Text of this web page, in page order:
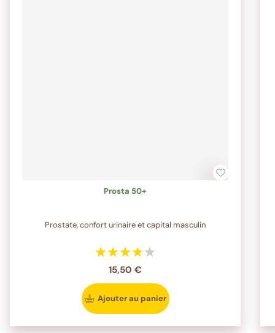
Prosta 50+
Prostate, confort urinaire et capital masculin
15,50 €
Ajouter au panier